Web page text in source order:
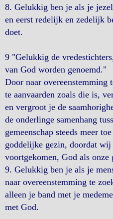
8. Gelukkig ben je als je
en eerst redelijk en zedelijk
doet.
9 "Gelukkig de
van God worden genoemd."
Door naar overeenstemming
te aanvaarden zoals die is,
en vergroot je de
de onderlinge samenhang
gemeenschap steeds meer
goddelijke gezin, doordat
voortgekomen, God als onze
9. Gelukkig ben je als je
naar overeenstemming te
alleen je band met je
met God.